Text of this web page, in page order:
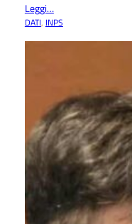
Leggi…
DATI, INPS